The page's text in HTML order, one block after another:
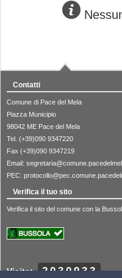
Contatti
Comune di Pace del Mela
Piazza Municipio
98042 ME Pace del Mela
Tel. (+39)090 9347220
Fax (+39)090 9347219
Email:
PEC:
Verifica il tuo sito
Verifica il sito del comune con la
Visite: 2030933